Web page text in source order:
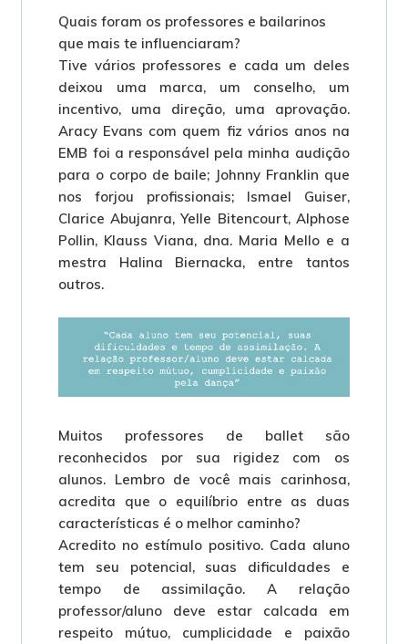
Quais foram os professores e bailarinos
que mais te influenciaram?
Tive vários professores e cada um deles
deixou uma marca, um conselho, um
incentivo, uma direção, uma aprovação.
Aracy Evans com quem fiz vários anos na
EMB foi a responsável pela minha audição
para o corpo de baile; Johnny Franklin que
nos forjou profissionais; Ismael Guiser,
Clarice Abujanra, Yelle Bitencourt, Alphose
Pollin, Klauss Viana, dna. Maria Mello e a
mestra Halina Biernacka, entre tantos
outros.
Muitos professores de ballet são
reconhecidos por sua rigidez com os
alunos. Lembro de você mais carinhosa,
acredita que o equilíbrio entre as duas
características é o melhor caminho?
Acredito no estímulo positivo. Cada aluno
tem seu potencial, suas dificuldades e
tempo de assimilação. A relação
professor/aluno deve estar calcada em
respeito mútuo, cumplicidade e paixão